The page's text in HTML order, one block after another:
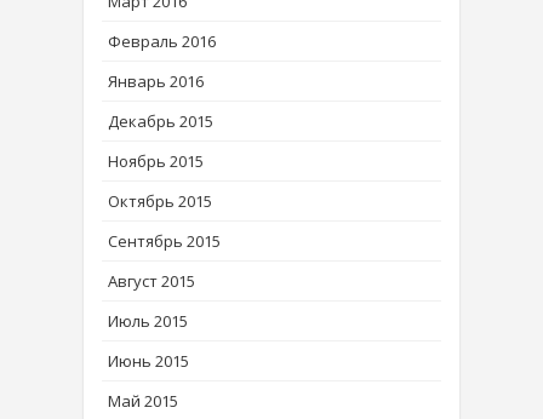
Февраль 2016
Январь 2016
Декабрь 2015
Ноябрь 2015
Октябрь 2015
Сентябрь 2015
Август 2015
Июль 2015
Июнь 2015
Май 2015